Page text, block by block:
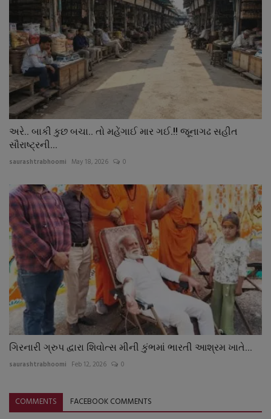
અરે.. બાકી કુછ બચા.. તો મહેંગાઈ માર ગઈ.!! જૂનાગઢ સહીત
સૌરાષ્ટ્રની...
saurashtrabhoomi May 18, 2026 0
ગિરનારી ગ્રુપ દ્વારા શિવોત્સ મીની કુંભમાં ભારતી આશ્રમ ખાતે...
saurashtrabhoomi Feb 12, 2026 0
COMMENTS FACEBOOK COMMENTS